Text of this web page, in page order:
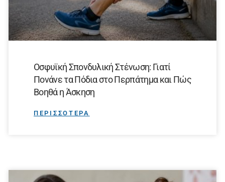
Οσφυϊκή Σπονδυλική Στένωση: Γιατί
Πονάνε τα Πόδια στο Περπάτημα και Πώς
Βοηθά η Άσκηση
ΠΕΡΙΣΣΟΤΕΡΑ